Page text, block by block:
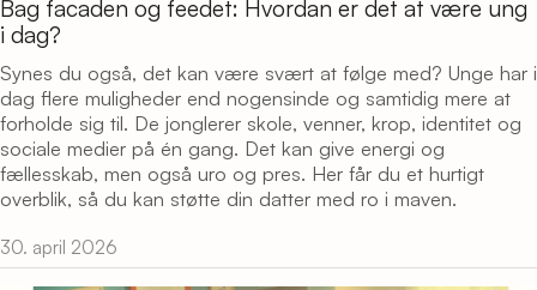
Bag facaden og feedet: Hvordan er det at være ung
i dag?
Synes du også, det kan være svært at følge med? Unge har i
dag flere muligheder end nogensinde og samtidig mere at
forholde sig til. De jonglerer skole, venner, krop, identitet og
sociale medier på én gang. Det kan give energi og
fællesskab, men også uro og pres. Her får du et hurtigt
overblik, så du kan støtte din datter med ro i maven.
30. april 2026